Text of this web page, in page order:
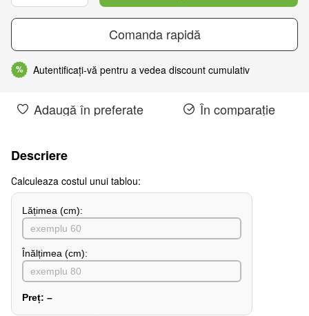
Comanda rapidă
% Autentificați-vă pentru a vedea discount cumulativ
Adaugă în preferate În comparație
Descriere
Сalculeaza costul unui tablou:
Lățimea (сm):
Înălțimea (cm):
Preț: –